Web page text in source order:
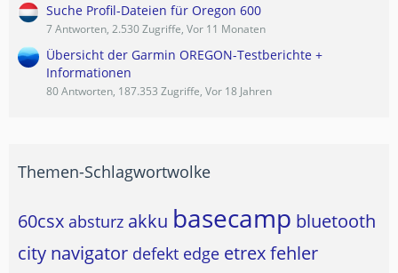
Suche Profil-Dateien für Oregon 600
7 Antworten, 2.530 Zugriffe, Vor 11 Monaten
Übersicht der Garmin OREGON-Testberichte +
Informationen
80 Antworten, 187.353 Zugriffe, Vor 18 Jahren
Themen-Schlagwortwolke
60csx absturz akku basecamp bluetooth
city navigator defekt edge etrexfehler